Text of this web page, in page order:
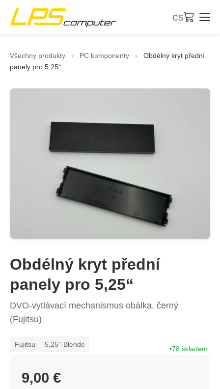
CS
O společnosti
Všechny produkty › PC komponenty ›
Obdélný kryt přední
panely pro 5,25“
Obdélný kryt přední
panely pro 5,25“
DVO-vytlávací mechanismus obálka, černý
(Fujitsu)
Fujitsu 5,25"-Blende
78 skladem
9,00 €